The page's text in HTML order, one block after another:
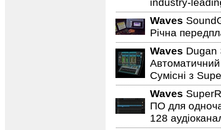
industry-
Waves
Річна
Waves
Автоматичний
Сумісні з
Waves
ПО для
128